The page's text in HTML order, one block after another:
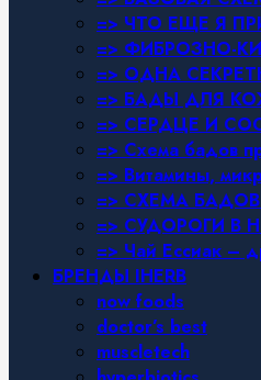
=> ЧТО ЕЩЕ Я
=> ФИБРОЗНО-
=> ОДНА
=> БАДЫ ДЛЯ
=> СЕРДЦЕ И
=> Схема бадов
=> Витамины,
=> СХЕМА
=> СУДОРОГИ В
=> Чай Ессиак –
БРЕНДЫ IHERB
now foods
doctor’s best
muscletech